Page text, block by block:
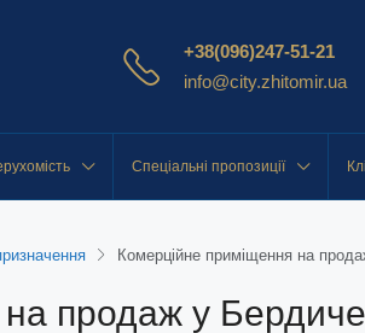
+38(096)247-51-21
info@city.zhitomir.ua
Спеціальні пропозиції
Комерційне приміщення на
продаж у